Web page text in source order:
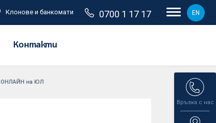
Клонове и банкомати 0700 1 17 17 EN
Контакти
Връзка с нас
ОНЛАЙН на ЮЛ